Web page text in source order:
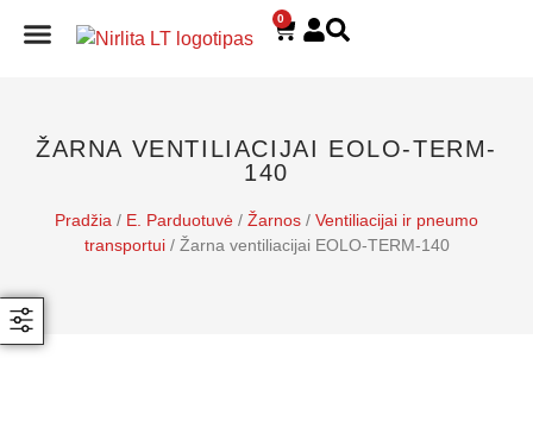
0
ŽARNA VENTILIACIJAI EOLO-TERM-
140
Pradžia / E. Parduotuvė / Žarnos / Ventiliacijai ir pneumo
transportui/ Žarna ventiliacijai EOLO-TERM-140